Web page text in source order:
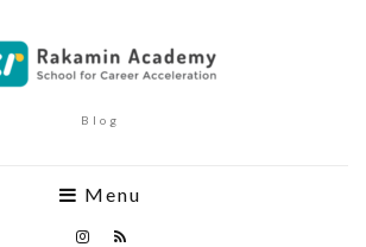
Blog
Menu